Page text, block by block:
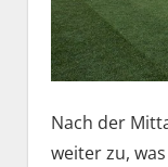
Nach der
weiter zu,